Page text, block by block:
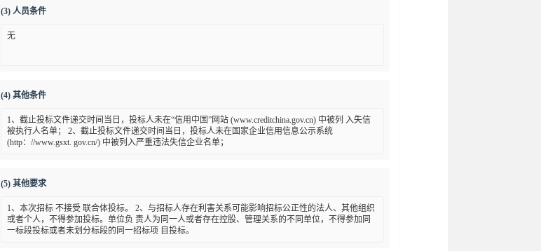
(3) 人员条件
无
(4) 其他条件
1、截止投标文件递交时间当日，投标人未在“信用中国”网站 (www.creditchina.gov.cn) 中被列 入失信
被执行人名单； 2、截止投标文件递交时间当日，投标人未在国家企业信用信息公示系统
(http：//www.gsxt. gov.cn/) 中被列入严重违法失信企业名单；
(5) 其他要求
1、本次招标 不接受 联合体投标。 2、与招标人存在利害关系可能影响招标公正性的法人、其他组织
或者个人，不得参加投标。单位负 责人为同一人或者存在控股、管理关系的不同单位，不得参加同
一标段投标或者未划分标段的同一招标项 目投标。